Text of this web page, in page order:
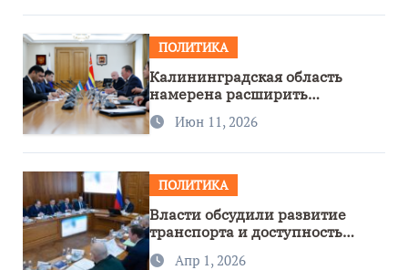
ПОЛИТИКА
Калининградская область
намерена расширить
сотрудничество с Узбекистаном
Июн 11, 2026
ПОЛИТИКА
Власти обсудили развитие
транспорта и доступность
региона
Апр 1, 2026